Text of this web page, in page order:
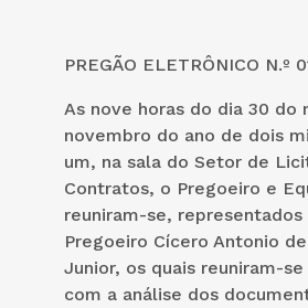
PREGÃO ELETRÔNICO N.º
As nove horas do dia 30 do
novembro do ano de dois
um, na sala do Setor de
Contratos, o Pregoeiro e
reuniram-se, representados
Pregoeiro Cícero Antonio
Junior, os quais reuniram-
com a análise dos